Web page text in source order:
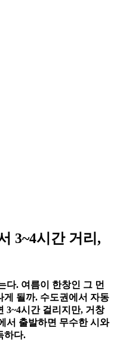
3~4시간 거리,
다. 여름이 한창인 그 먼
게 될까. 수도권에서 자동
3~4시간 걸리지만, 거창
서 출발하면 무수한 시와
하다.